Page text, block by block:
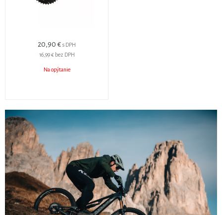
20,90 € s DPH
16,99 € bez DPH
Na opýtanie